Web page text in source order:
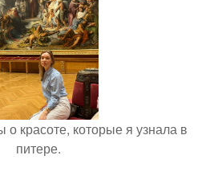
красоте, которые я узнала в
питере.